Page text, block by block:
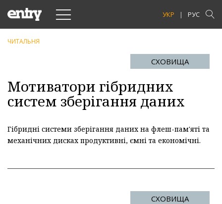
Toggle
navigation УКР РУС
ЧИТАЛЬНЯ
СХОВИЩА
Мотиватори гібридних
систем зберігання даних
Гібридні системи зберігання даних на флеш-пам'яті та
механічних дисках продуктивнi, ємнi та економічні.
СХОВИЩА